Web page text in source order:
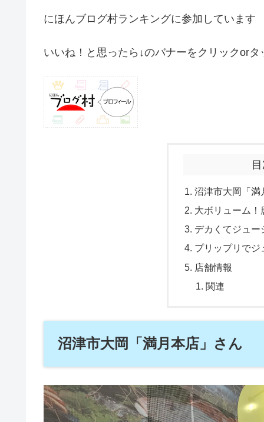
にほんブログ村ランキングに参加しています
いいね！と思ったら↓のバナーをクリックorタ
沼津市大岡「満
大ボリューム！
デカくてジュー
プリップリでジ
店舗情報
関連
沼津市大岡「満月本店」さん